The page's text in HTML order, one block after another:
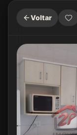
Voltar